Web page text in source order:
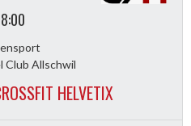
Club Allschwil
HELVETIX